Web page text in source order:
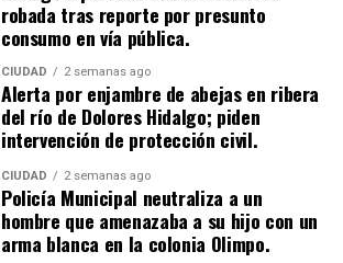
robada tras reporte por presunto
consumo en vía pública.
CIUDAD 2 semanas ago
Alerta por enjambre de abejas en ribera
del río de Dolores Hidalgo; piden
intervención de protección civil.
CIUDAD 2 semanas ago
Policía Municipal neutraliza a un
hombre que amenazaba a su hijo con un
arma blanca en la colonia Olimpo.